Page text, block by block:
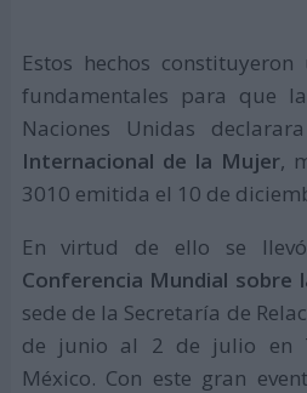
Estos hechos
fundamentales para que
Naciones Unidas
Internacional de la Mujer,
3010 emitida el 10 de
En virtud de ello se
Conferencia Mundial sobre
sede de la Secretaría de
de junio al 2 de julio en
México. Con este gran